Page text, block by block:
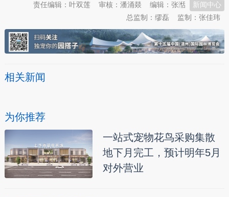
新闻中心
编辑：张湉
审核：潘涌燚
责任编辑：叶双莲
监制：张佳玮
总监制：缪磊
相关新闻
为你推荐
一站式宠物花鸟采购集散
地下月完工，预计明年5月
对外营业